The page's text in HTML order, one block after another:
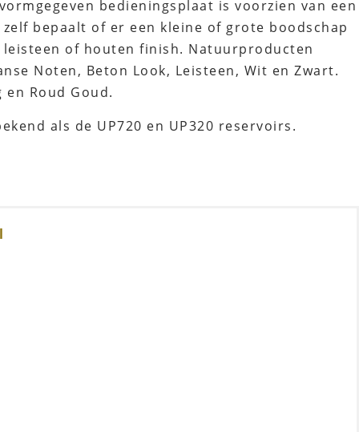
bedieningsplaat is voorzien van een
bepaalt of er een kleine of grote boodschap
of houten finish. Natuurproducten
Noten, Beton Look, Leisteen, Wit en Zwart.
Roud Goud.
als de UP720 en UP320 reservoirs.